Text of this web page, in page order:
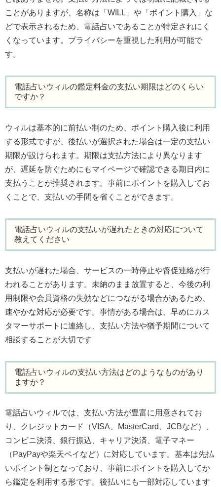
ことがありますが、名称は「WILL」や「ポイント購入」な
どで表示されるため、電話占いであることが特定されにく
くなっています。プライバシーを重視した利用が可能で
す。
電話占いウィルの鑑定料金の支払い期限はどのくらい
ですか？
ウィルは基本的に前払い制のため、ポイント購入後に利用
する形式ですが、後払いが選択された場合は一定の支払い
期限が設けられます。期限は支払方法により異なります
が、遅延を防ぐためにもマイページで確認できる期日内に
支払うことが推奨されます。事前にポイントを購入してお
くことで、支払いの手間を省くことができます。
電話占いウィルの支払いが遅れたときの対応について
教えてください
支払いが遅れた場合、サービスの一時停止や督促連絡が行
われることがあります。未納のまま放置すると、今後の利
用制限や会員資格の失効などにつながる場合があるため、
速やかな対応が必要です。事情がある場合は、早めにカス
タマーサポートに連絡し、支払い方法や猶予期間について
相談することが大切です
電話占いウィルの支払い方法はどのようなものがあり
ますか？
電話占いウィルでは、支払い方法が豊富に用意されてお
り、クレジットカード（VISA、MasterCard、JCBなど）、
コンビニ決済、銀行振込、キャリア決済、電子マネー
（PayPayや楽天ペイなど）に対応しています。基本は先払
いポイント制となっており、事前にポイントを購入してか
ら鑑定を利用する形です。後払いにも一部対応しています